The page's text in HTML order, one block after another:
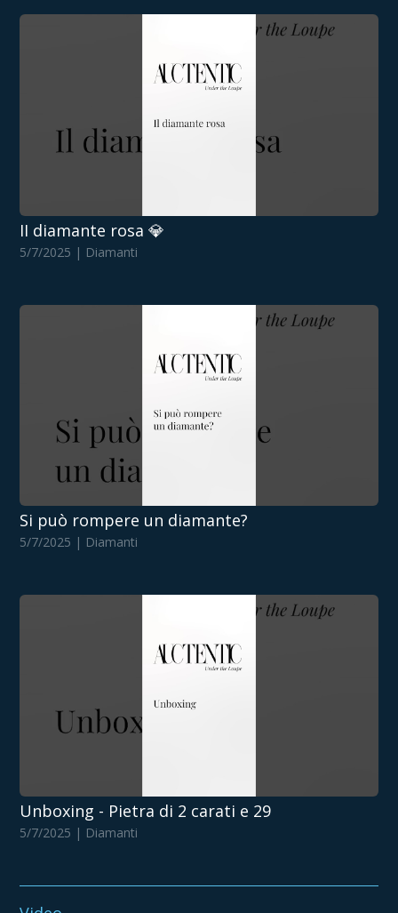
II diamante rosa 💎
5/7/2025 | Diamanti
Si può rompere un diamante?
5/7/2025 | Diamanti
Unboxing - Pietra di 2 carati e 29
5/7/2025 | Diamanti